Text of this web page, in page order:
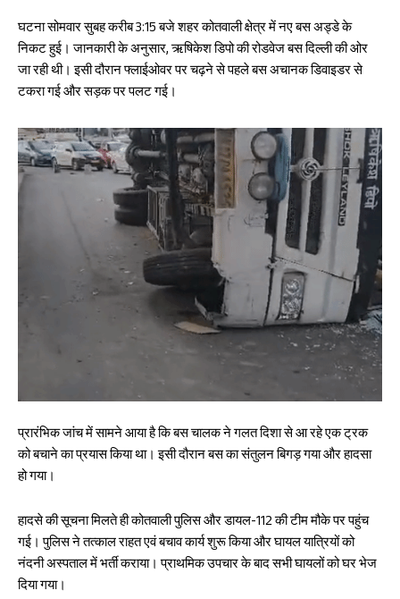
p
घटना सोमवार सुबह करीब 3:15 बजे शहर कोतवाली क्षेत्र में नए बस अड्डे के
निकट हुई। जानकारी के अनुसार, ऋषिकेश डिपो की रोडवेज बस दिल्ली की ओर
जा रही थी। इसी दौरान फ्लाईओवर पर चढ़ने से पहले बस अचानक डिवाइडर से
टकरा गई और सड़क पर पलट गई।
प्रारंभिक जांच में सामने आया है कि बस चालक ने गलत दिशा से आ रहे एक ट्रक
को बचाने का प्रयास किया था। इसी दौरान बस का संतुलन बिगड़ गया और हादसा
हो गया।
हादसे की सूचना मिलते ही कोतवाली पुलिस और डायल-112 की टीम मौके पर पहुंच
गई। पुलिस ने तत्काल राहत एवं बचाव कार्य शुरू किया और घायल यात्रियों को
नंदनी अस्पताल में भर्ती कराया। प्राथमिक उपचार के बाद सभी घायलों को घर भेज
दिया गया।